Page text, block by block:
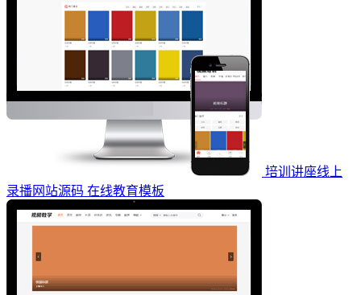
培训讲座线上
录播网站源码 在线教育模板